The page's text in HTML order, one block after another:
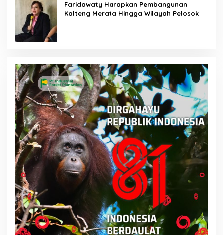
Faridawaty Harapkan Pembangunan
Kalteng Merata Hingga Wilayah Pelosok